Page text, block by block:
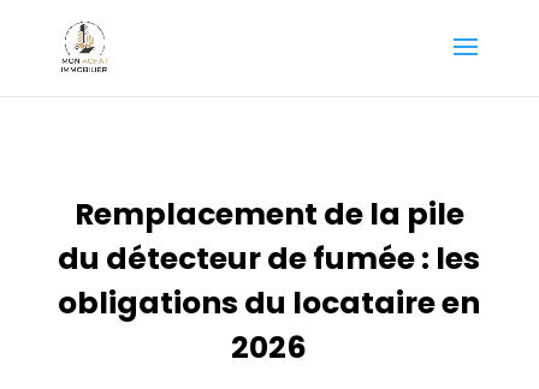
Remplacement de la pile
du détecteur de fumée : les
obligations du locataire en
2026